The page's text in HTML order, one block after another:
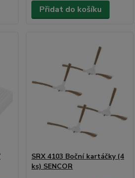
Přidat do košíku
SRX 4103 Boční kartáčky (4
ks) SENCOR